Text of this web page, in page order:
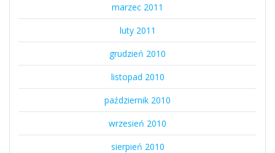
marzec 2011
luty 2011
grudzień 2010
listopad 2010
październik 2010
wrzesień 2010
sierpień 2010